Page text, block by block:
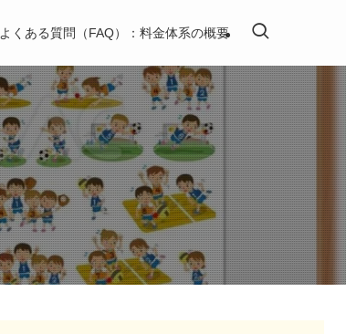
よくある質問（FAQ）：料金体系の概要